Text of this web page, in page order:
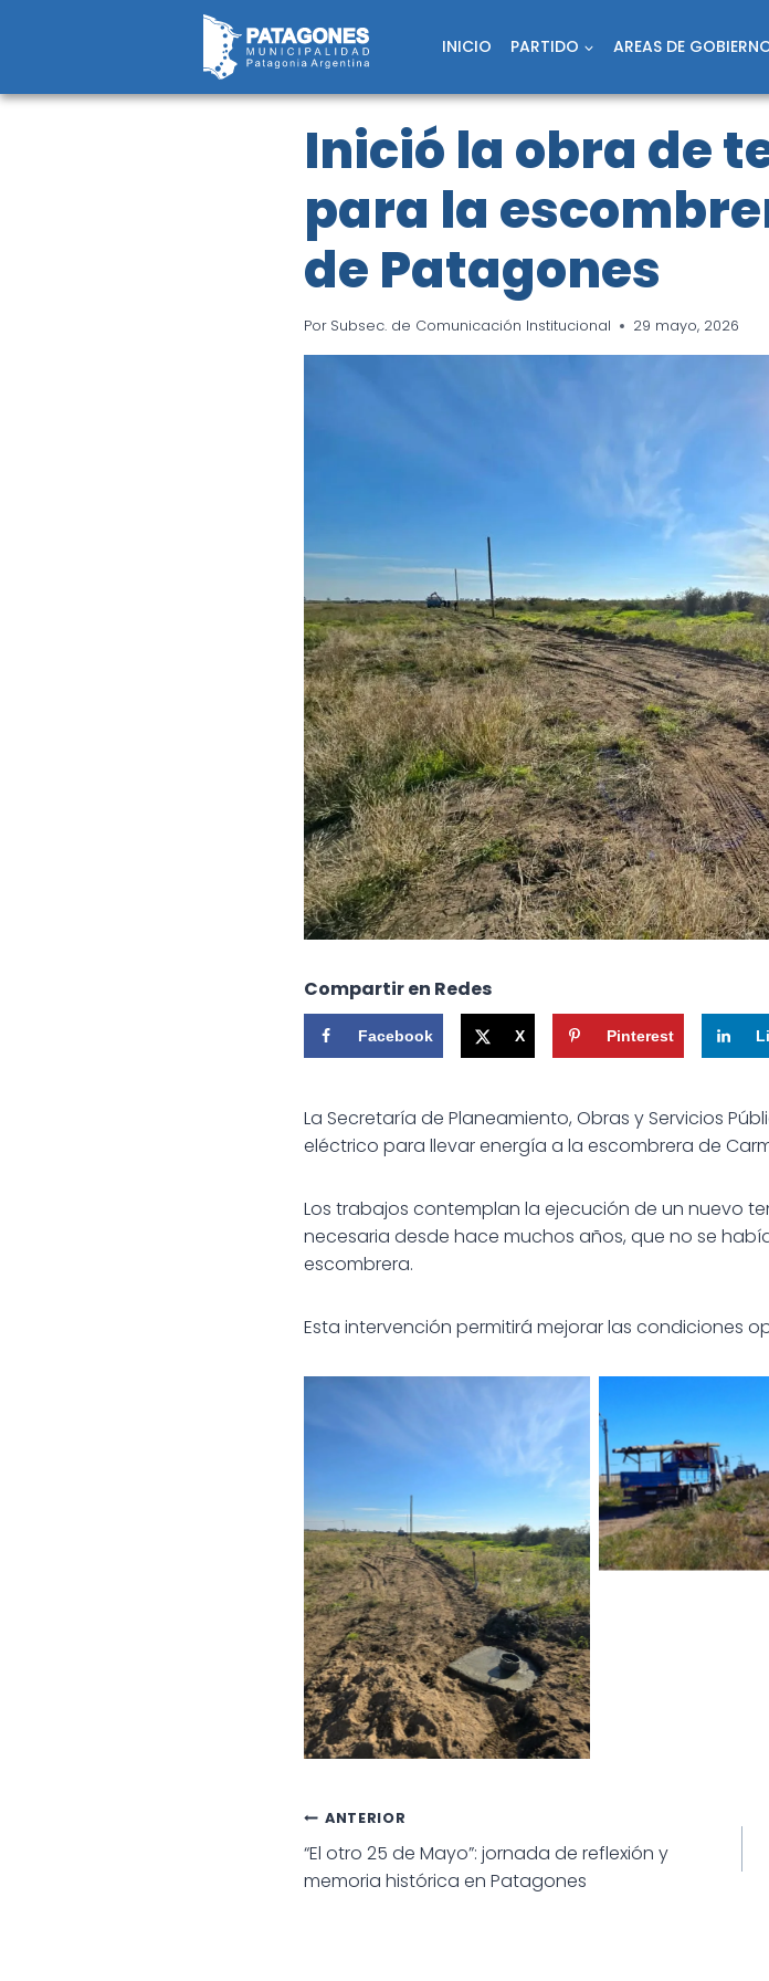
INICIO PARTIDO AREAS DE
Inició la obra de
para la
de Patagones
Por Subsec. de Comunicación Institucional 29 mayo, 2026
Compartir en Redes
Facebook X Pinterest
La Secretaría de Planeamiento, Obras y Servicios
eléctrico para llevar energía a la escombrera de
Los trabajos contemplan la ejecución de un nuevo
necesaria desde hace muchos años, que no se
escombrera.
Esta intervención permitirá mejorar las condiciones
Navegación
de
ANTERIOR
“El otro 25 de Mayo”: jornada de reflexión y
memoria histórica en Patagones